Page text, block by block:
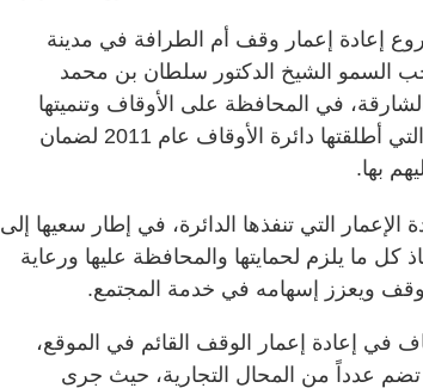
إعادة إعمار وقف أم الطرافة في مدينة
السمو الشيخ الدكتور سلطان بن محمد
في المحافظة على الأوقاف وتنميتها
واستدامتها، وضمن خطة إعادة الإعمار التي أطلقتها دائرة الأوقاف عام 2011 لضمان
بها.
التي تنفذها الدائرة، في إطار سعيها إلى
كل ما يلزم لحمايتها والمحافظة عليها ورعاية
ويعزز إسهامه في خدمة المجتمع.
في إعادة إعمار الوقف القائم في الموقع،
عدداً من المحال التجارية، حيث جرى